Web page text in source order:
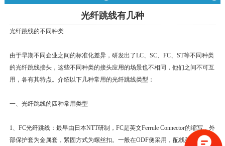
光纤跳线有几种
光纤跳线的不同种类
由于早期不同企业之间的标准化差异，研发出了LC、SC、FC、ST等不同种类
的光纤跳线接头，这些不同种类的接头应用的场景也不相同，他们之间不可互
用，各有其特点。介绍以下几种常用的光纤跳线类型：
一、光纤跳线的四种常用类型
1、FC光纤跳线：最早由日本NTT研制，FC是英文Ferrule Connector的缩写，外
部保护套为金属套，紧固方式为螺丝扣。一般在ODF侧采用，配线架上使用最